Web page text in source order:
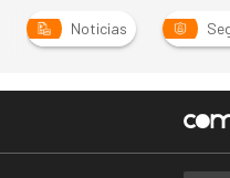
Noticias